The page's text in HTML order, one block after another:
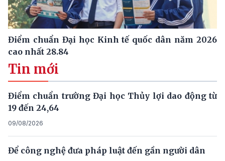
Điểm chuẩn Đại học Kinh tế quốc dân năm 2026
cao nhất 28.84
Tin mới
Điểm chuẩn trường Đại học Thủy lợi dao động từ
19 đến 24,64
09/08/2026
Để công nghệ đưa pháp luật đến gần người dân